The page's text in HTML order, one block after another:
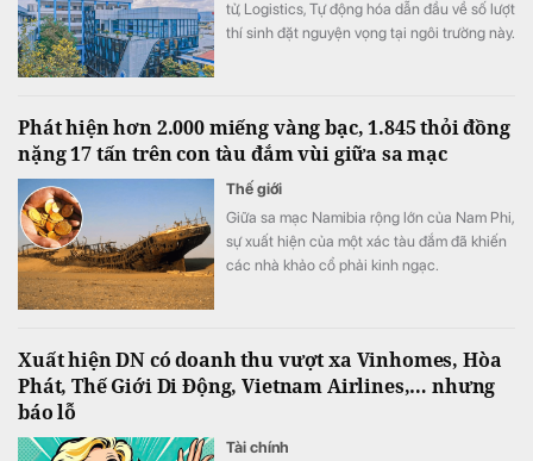
tử, Logistics, Tự động hóa dẫn đầu về số lượt
thí sinh đặt nguyện vọng tại ngôi trường này.
Phát hiện hơn 2.000 miếng vàng bạc, 1.845 thỏi đồng
nặng 17 tấn trên con tàu đắm vùi giữa sa mạc
Thế giới
Giữa sa mạc Namibia rộng lớn của Nam Phi,
sự xuất hiện của một xác tàu đắm đã khiến
các nhà khảo cổ phải kinh ngạc.
Xuất hiện DN có doanh thu vượt xa Vinhomes, Hòa
Phát, Thế Giới Di Động, Vietnam Airlines,… nhưng
báo lỗ
Tài chính